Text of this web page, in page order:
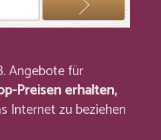
Angebote für
Preisen erhalten,
Internet zu beziehen